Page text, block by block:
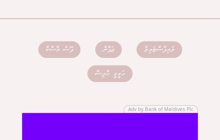
ލައިފްސްޓައިލް ޖަޕާން ފޭސް މާސްކް
ހަގީގީ ހާދިސާ
Adv by Bank of Maldives Plc